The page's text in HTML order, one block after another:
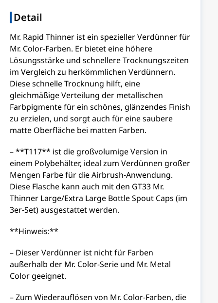
Detail
Mr. Rapid Thinner ist ein spezieller Verdünner für
Mr. Color-Farben. Er bietet eine höhere
Lösungsstärke und schnellere Trocknungszeiten
im Vergleich zu herkömmlichen Verdünnern.
Diese schnelle Trocknung hilft, eine
gleichmäßige Verteilung der metallischen
Farbpigmente für ein schönes, glänzendes Finish
zu erzielen, und sorgt auch für eine saubere
matte Oberfläche bei matten Farben.
– **T117** ist die großvolumige Version in
einem Polybehälter, ideal zum Verdünnen großer
Mengen Farbe für die Airbrush-Anwendung.
Diese Flasche kann auch mit den GT33 Mr.
Thinner Large/Extra Large Bottle Spout Caps (im
3er-Set) ausgestattet werden.
**Hinweis:**
– Dieser Verdünner ist nicht für Farben
außerhalb der Mr. Color-Serie und Mr. Metal
Color geeignet.
– Zum Wiederauflösen von Mr. Color-Farben, die